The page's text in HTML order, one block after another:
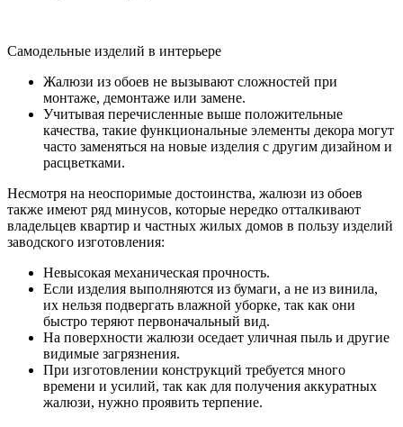
Самодельные изделий в интерьере
Жалюзи из обоев не вызывают сложностей при
монтаже, демонтаже или замене.
Учитывая перечисленные выше положительные
качества, такие функциональные элементы декора могут
часто заменяться на новые изделия с другим дизайном и
расцветками.
Несмотря на неоспоримые достоинства, жалюзи из обоев
также имеют ряд минусов, которые нередко отталкивают
владельцев квартир и частных жилых домов в пользу изделий
заводского изготовления:
Невысокая механическая прочность.
Если изделия выполняются из бумаги, а не из винила,
их нельзя подвергать влажной уборке, так как они
быстро теряют первоначальный вид.
На поверхности жалюзи оседает уличная пыль и другие
видимые загрязнения.
При изготовлении конструкций требуется много
времени и усилий, так как для получения аккуратных
жалюзи, нужно проявить терпение.